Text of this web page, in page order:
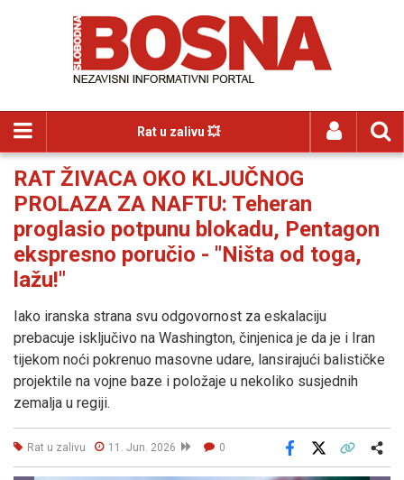
Rat u zalivu 💥
RAT ŽIVACA OKO KLJUČNOG
PROLAZA ZA NAFTU: Teheran
proglasio potpunu blokadu, Pentagon
ekspresno poručio - "Ništa od toga,
lažu!"
Iako iranska strana svu odgovornost za eskalaciju
prebacuje isključivo na Washington, činjenica je da je i Iran
tijekom noći pokrenuo masovne udare, lansirajući balističke
projektile na vojne baze i položaje u nekoliko susjednih
zemalja u regiji.
Rat u zalivu 11. Jun. 2026 0
Facebook